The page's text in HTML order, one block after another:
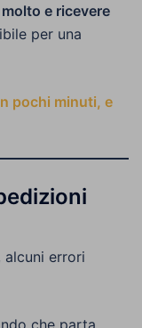
e ricevere
per una
pochi minuti, e
alcuni errori